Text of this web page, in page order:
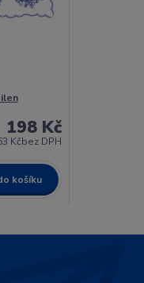
198 Kč
Kčbez DPH
košíku